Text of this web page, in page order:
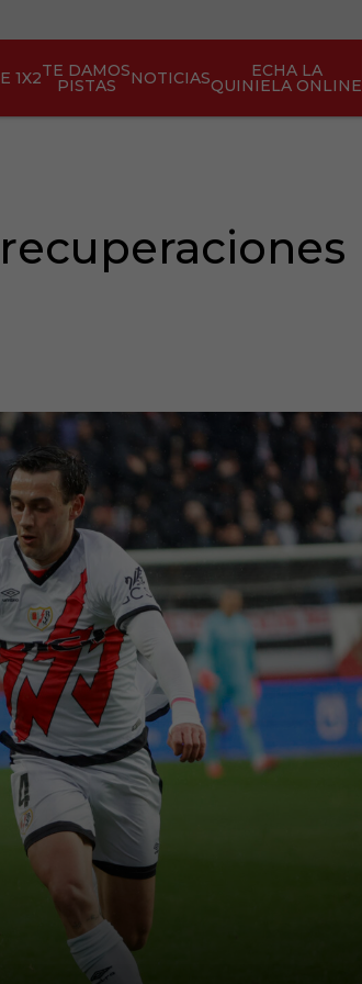
1X2TE DAMOS
PISTAS NOTICIAS ECHA LA
QUINIELA ONLINE